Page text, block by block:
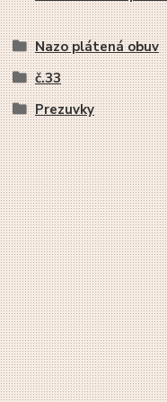
Nazo plátená obuv
č.33
Prezuvky